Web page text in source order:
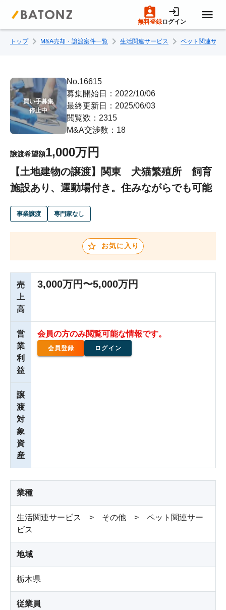
無料登録ログイン
トップページ
M&A案件一覧
売りたい方へ
成約事例
M&A専門家の方へ
トップ M&A売却・譲渡案件一覧 生活関連サービス ペット関連サー
買い手募集
停止中
No.16615
募集開始日：2022/10/06
最終更新日：2025/06/03
閲覧数：2315
M&A交渉数：18
譲渡希望額1,000万円
【土地建物の譲渡】関東 犬猫繁殖所 飼育
施設あり、運動場付き。住みながらでも可能
事業譲渡 専門家なし
お気に入り
売
上
高
3,000万円〜5,000万円
営
業
利
益
会員の方のみ閲覧可能な情報です。
会員登録 ログイン
譲
渡
対
象
資
産
業種
生活関連サービス > その他 > ペット関連サー
ビス
地域
栃木県
従業員